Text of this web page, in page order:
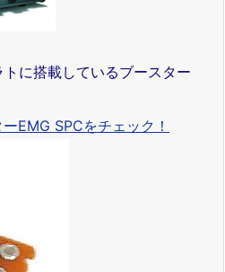
に搭載しているブースター
EMG SPCをチェック！